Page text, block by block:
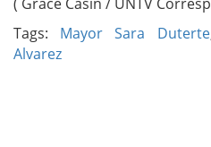
Tags: Mayor Sara Duterte
Alvarez